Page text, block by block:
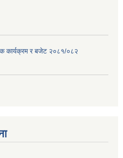
कार्यक्रम र बजेट २०८१/०८२